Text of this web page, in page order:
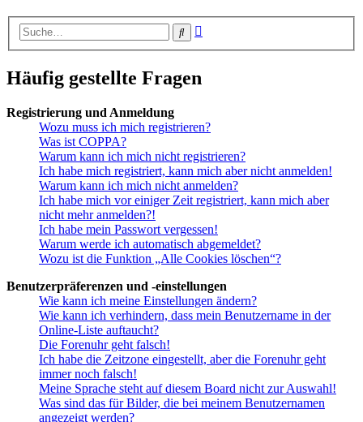
Suche
Häufig gestellte Fragen
Registrierung und Anmeldung
Wozu muss ich mich registrieren?
Was ist COPPA?
Warum kann ich mich nicht registrieren?
Ich habe mich registriert, kann mich aber nicht anmelden!
Warum kann ich mich nicht anmelden?
Ich habe mich vor einiger Zeit registriert, kann mich aber
nicht mehr anmelden?!
Ich habe mein Passwort vergessen!
Warum werde ich automatisch abgemeldet?
Wozu ist die Funktion „Alle Cookies löschen“?
Benutzerpräferenzen und -einstellungen
Wie kann ich meine Einstellungen ändern?
Wie kann ich verhindern, dass mein Benutzername in der
Online-Liste auftaucht?
Die Forenuhr geht falsch!
Ich habe die Zeitzone eingestellt, aber die Forenuhr geht
immer noch falsch!
Meine Sprache steht auf diesem Board nicht zur Auswahl!
Was sind das für Bilder, die bei meinem Benutzernamen
angezeigt werden?